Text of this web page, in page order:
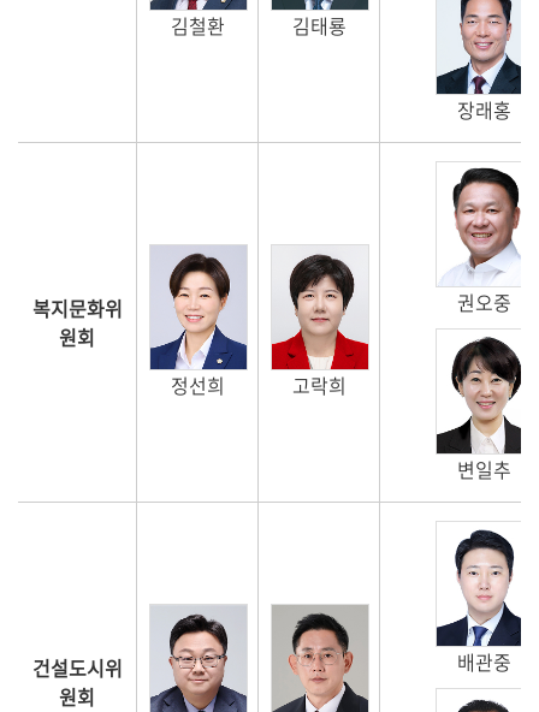
김철환
김태룡
장래홍
복지문화위
원회
정선희
고락희
권오중
변일추
건설도시위
원회
배관중